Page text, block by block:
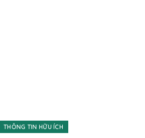
THÔNG TIN HỮU ÍCH